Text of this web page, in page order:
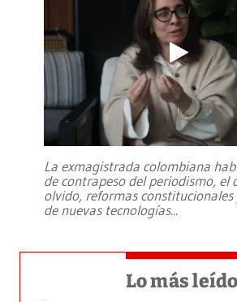
La exmagistrada colombiana
de contrapeso del periodismo, el
olvido, reformas constitucionales
de nuevas tecnologías...
Lo más leído